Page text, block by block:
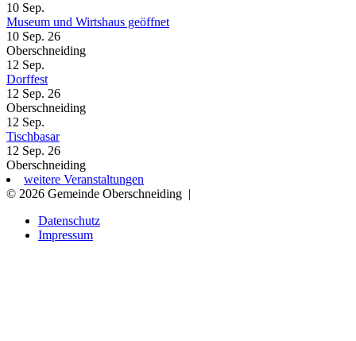
10 Sep.
Museum und Wirtshaus geöffnet
10 Sep. 26
Oberschneiding
12 Sep.
Dorffest
12 Sep. 26
Oberschneiding
12 Sep.
Tischbasar
12 Sep. 26
Oberschneiding
weitere Veranstaltungen
© 2026 Gemeinde Oberschneiding |
Datenschutz
Impressum